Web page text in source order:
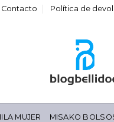
Contacto Política de
MUJER MISAKO